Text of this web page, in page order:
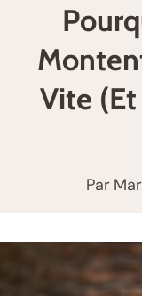
Vite
Par